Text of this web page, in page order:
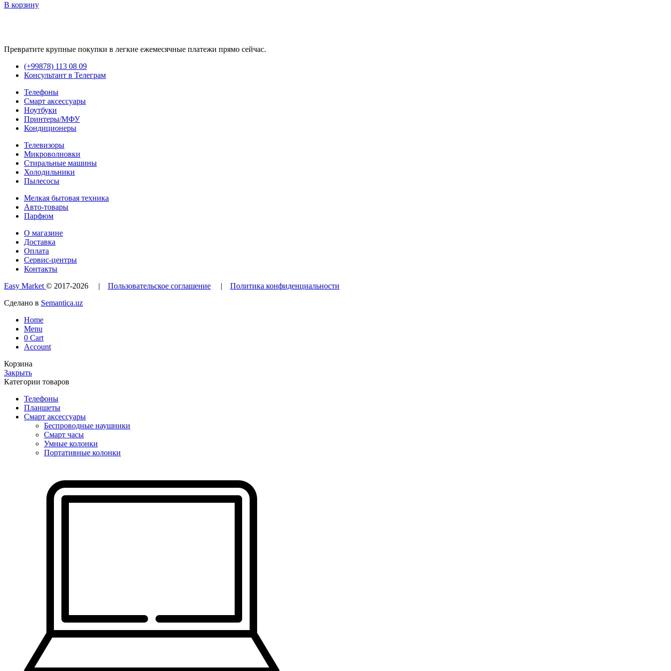
В корзину
Превратите крупные покупки в легкие ежемесячные платежи прямо сейчас.
(+99878) 113 08 09
Консультант в Телеграм
Телефоны
Смарт аксессуары
Ноутбуки
Принтеры/МФУ
Кондиционеры
Телевизоры
Микроволновки
Стиральные машины
Холодильники
Пылесосы
Мелкая бытовая техника
Авто-товары
Парфюм
О магазине
Доставка
Оплата
Сервис-центры
Контакты
Easy Market © 2017-2026 | Пользовательское соглашение | Политика конфиденциальности
Сделано в Semantica.uz
Home
Menu
0 Cart
Account
Корзина
Закрыть
Категории товаров
Телефоны
Планшеты
Смарт аксессуары
Беспроводные наушники
Смарт часы
Умные колонки
Портативные колонки